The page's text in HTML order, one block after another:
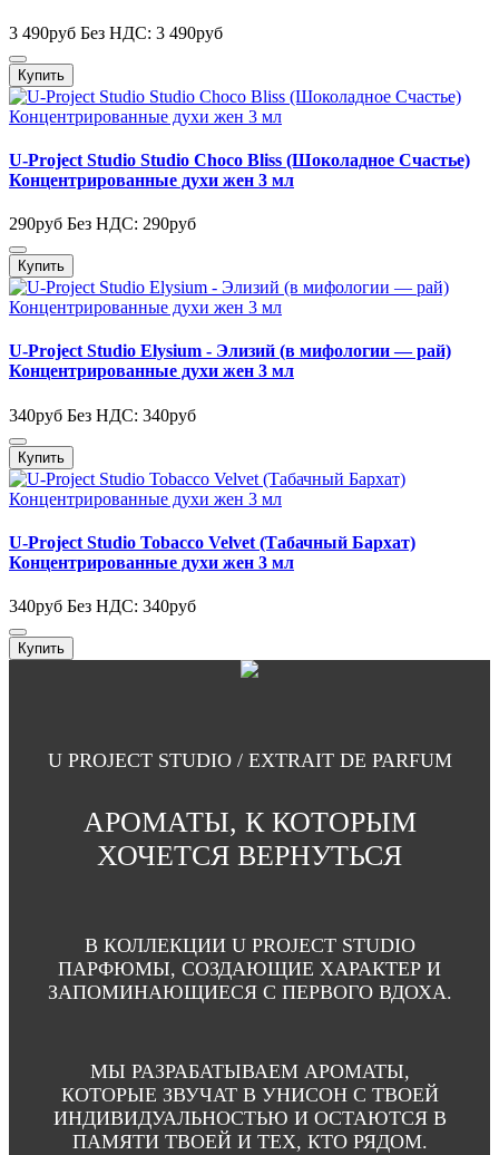
3 490руб Без НДС: 3 490руб
Купить
U-Project Studio Studio Choco Bliss (Шоколадное Счастье)
Концентрированные духи жен 3 мл
290руб Без НДС: 290руб
Купить
U-Project Studio Elysium - Элизий (в мифологии — рай)
Концентрированные духи жен 3 мл
340руб Без НДС: 340руб
Купить
U-Project Studio Tobacco Velvet (Табачный Бархат)
Концентрированные духи жен 3 мл
340руб Без НДС: 340руб
Купить
U PROJECT STUDIO / EXTRAIT DE PARFUM
АРОМАТЫ, К КОТОРЫМ
ХОЧЕТСЯ ВЕРНУТЬСЯ
В КОЛЛЕКЦИИ U PROJECT STUDIO
ПАРФЮМЫ, СОЗДАЮЩИЕ ХАРАКТЕР И
ЗАПОМИНАЮЩИЕСЯ С ПЕРВОГО ВДОХА.
МЫ РАЗРАБАТЫВАЕМ АРОМАТЫ,
КОТОРЫЕ ЗВУЧАТ В УНИСОН С ТВОЕЙ
ИНДИВИДУАЛЬНОСТЬЮ И ОСТАЮТСЯ В
ПАМЯТИ ТВОЕЙ И ТЕХ, КТО РЯДОМ.